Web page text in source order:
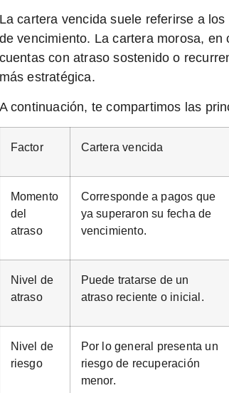
Lacartera vencida suele referirse a
de vencimiento. Lacartera morosa, en
cuentas con atraso sostenido o
más estratégica.
A continuación, te compartimos las
Factor Cartera vencida
Momento
del
atraso
Corresponde a pagos que
ya superaron su fecha de
vencimiento.
Nivel de
atraso
Puede tratarse de un
atraso reciente o inicial.
Nivel de
riesgo
Por lo general presenta un
riesgo de recuperación
menor.